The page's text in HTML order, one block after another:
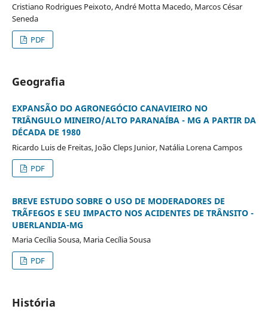
Cristiano Rodrigues Peixoto, André Motta Macedo, Marcos César
Seneda
PDF
Geografia
EXPANSÃO DO AGRONEGÓCIO CANAVIEIRO NO
TRIÂNGULO MINEIRO/ALTO PARANAÍBA - MG A PARTIR DA
DÉCADA DE 1980
Ricardo Luis de Freitas, João Cleps Junior, Natália Lorena Campos
PDF
BREVE ESTUDO SOBRE O USO DE MODERADORES DE
TRÃFEGOS E SEU IMPACTO NOS ACIDENTES DE TRÂNSITO -
UBERLANDIA-MG
Maria Cecília Sousa, Maria Cecília Sousa
PDF
História